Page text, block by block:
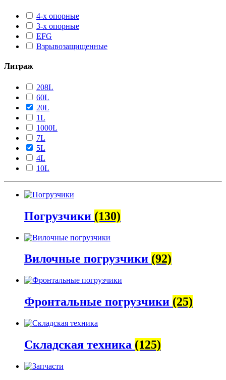
4-х опорные
3-х опорные
EFG
Взрывозащищенные
Литраж
208L
60L
20L
1L
1000L
7L
5L
4L
10L
Погрузчики (130)
Вилочные погрузчики (92)
Фронтальные погрузчики (25)
Складская техника (125)